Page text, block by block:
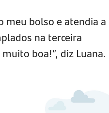
meu bolso e atendia a
na terceira
boa!”, diz Luana.